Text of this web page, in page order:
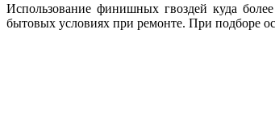
Использование финишных гвоздей куда
бытовых условиях при ремонте. При подборе